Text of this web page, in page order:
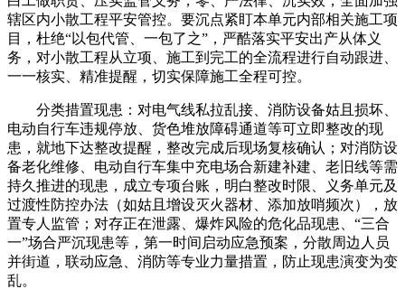
辖区内小散工程平安管控。要沉点紧盯本单元内部相关施工项
目，杜绝“以包代管、一包了之”，严酷落实平安出产从体义
务，对小散工程从立项、施工到完工的全流程进行自动跟进、
一一核实、精准提醒，切实保障施工全程可控。
分类措置现患：对电气线私拉乱接、消防设备姑且损坏、
电动自行车违规停放、货色堆放障碍通道等可立即整改的现
患，就地下达整改提醒，整改完成后现场复核确认；对消防设
备老化维修、电动自行车集中充电场合新建补建、老旧线等需
持久推进的现患，成立专项台账，明白整改时限、义务单元及
过渡性防控办法（如姑且增设灭火器材、添加放哨频次），放
置专人监管；对存正在泄露、爆炸风险的危化品现患、“三合
一”场合严沉现患等，第一时间启动应急预案，分散周边人员
并街道，联动应急、消防等专业力量措置，防止现患演变为变
乱。